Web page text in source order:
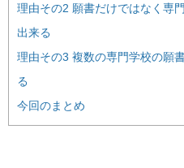
理由その2 願書だけではなく専
出来る
理由その3 複数の専門学校の願
る
今回のまとめ